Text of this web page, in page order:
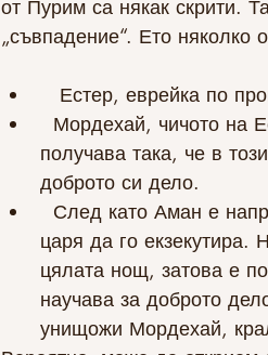
от Пурим са някак скрити.
„съвпадение“. Ето няколко
Естер, еврейка по
получава така, че в
доброто си дело.
царя да го екзекутира.
цялата нощ, затова е
научава за доброто
унищожи Мордехай,